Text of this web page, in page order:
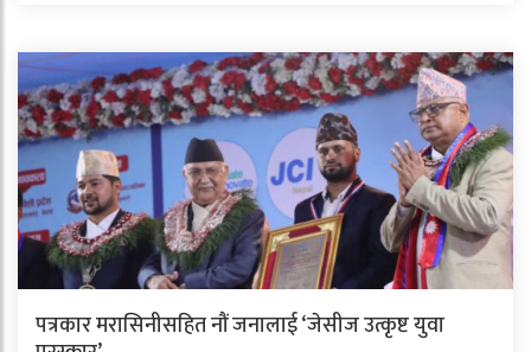
पत्रकार मरासिनीसहित नौं जनालाई ‘जेसीज उत्कृष्ट युवा